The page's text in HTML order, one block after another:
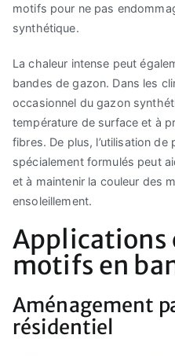
motifs pour ne pas
synthétique.
La chaleur intense peut
bandes de gazon. Dans les
occasionnel du gazon
température de surface et à
fibres. De plus, l’utilisation
spécialement formulés peut
et à maintenir la couleur des
ensoleillement.
Applications
motifs en
Aménagement
résidentiel